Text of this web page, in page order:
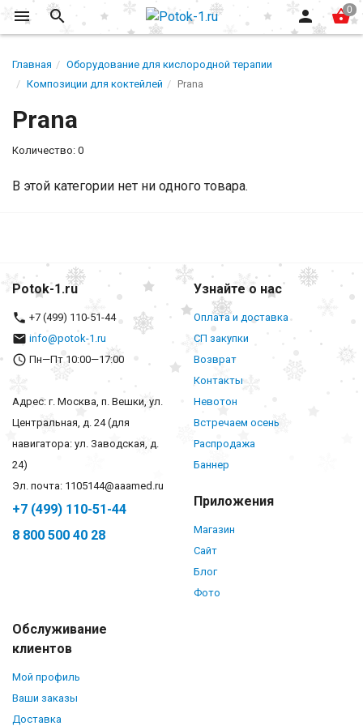
Главная
Оборудование для кислородной терапии
Композиции для коктейлей
Prana
Prana
Количество: 0
В этой категории нет ни одного товара.
Potok-1.ru
+7 (499) 110-51-44
info@potok-1.ru
Пн—Пт 10:00—17:00
Адрес: г. Москва, п. Вешки, ул.
Центральная, д. 24 (для
навигатора: ул. Заводская, д.
24)
Эл. почта: 1105144@aaamed.ru
+7 (499) 110-51-44
8 800 500 40 28
Узнайте о нас
Оплата и доставка
СП закупки
Возврат
Контакты
Невотон
Встречаем осень
Распродажа
Баннер
Приложения
Магазин
Сайт
Блог
Фото
Обслуживание
клиентов
Мой профиль
Ваши заказы
Доставка